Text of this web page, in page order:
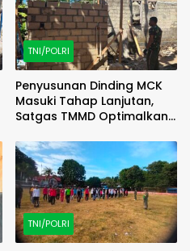
TNI/POLRI
Penyusunan Dinding MCK
Masuki Tahap Lanjutan,
Satgas TMMD Optimalkan
TNI/POLRI